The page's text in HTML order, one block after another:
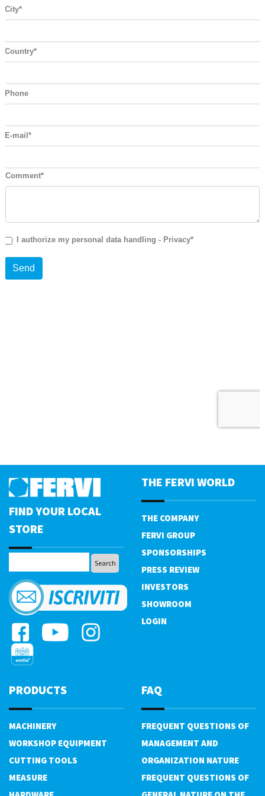
FIND YOUR LOCAL
STORE
THE FERVI WORLD
THE COMPANY
FERVI GROUP
SPONSORSHIPS
PRESS REVIEW
INVESTORS
SHOWROOM
LOGIN
PRODUCTS
MACHINERY
WORKSHOP EQUIPMENT
CUTTING TOOLS
MEASURE
FAQ
FREQUENT QUESTIONS OF
MANAGEMENT AND
ORGANIZATION NATURE
FREQUENT QUESTIONS OF